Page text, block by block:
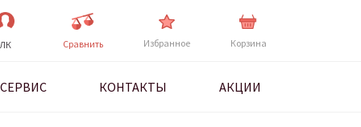
ЛК Cравнить Избранное Корзина
СЕРВИС КОНТАКТЫ АКЦИИ